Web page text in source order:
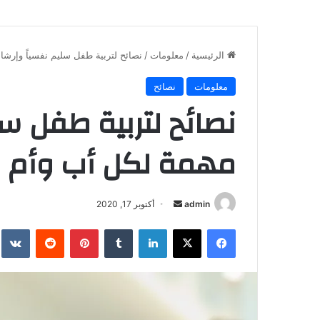
الرئيسية / معلومات / نصائح لتربية طفل سليم نفسياً
معلومات نصائح
نصائح لتربية طفل
مهمة لكل أب وأم
admin
أرسل
إلكترونيا
أكتوبر 17, 2020
فيسبوك X لينكدإن بينتيريست